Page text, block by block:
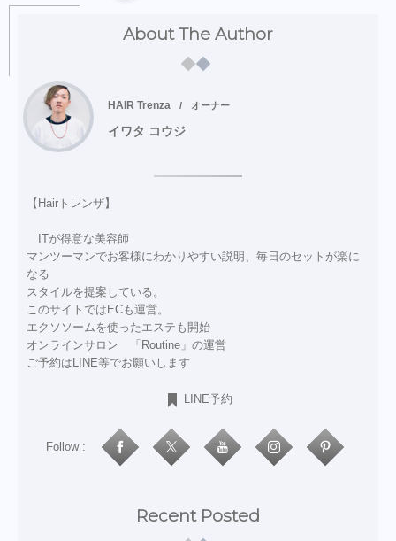
About The Author
HAIR Trenza オーナー
イワタ コウジ
【Hairトレンザ】
ITが得意な美容師
マンツーマンでお客様にわかりやすい説明、毎日のセットが楽に
なる
スタイルを提案している。
このサイトではECも運営。
エクソソームを使ったエステも開始
オンラインサロン 「Routine」の運営
ご予約はLINE等でお願いします
LINE予約
Follow :
Recent Posted